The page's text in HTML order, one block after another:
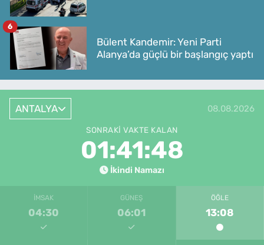
Bülent Kandemir: Yeni Parti
Alanya’da güçlü bir başlangıç yaptı
6
ANTALYA 08.08.2026
SONRAKI VAKTE KALAN
01:41:48
İkindi Namazı
İMSAK
04:30
GÜNEŞ
06:01
ÖĞLE
13:08